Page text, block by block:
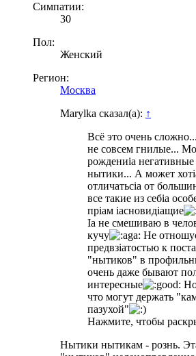
Симпатии:
30
Пол:
Женский
Регион:
Москва
Marylka сказал(а): ↑
Всё это очень
не совсем гнилые...
рождениia негативные
нытики... А может
отличатьсia от
все такие из себia
прiaм iaсновидiaщие
Ia не смешиваю в
кучу
Не
предвзiaтостью к
"нытиков" в
очень даже бывают
интересные
что могут держать
пазухой"
Нажмите, чтобы
Нытики нытикам - рознь.